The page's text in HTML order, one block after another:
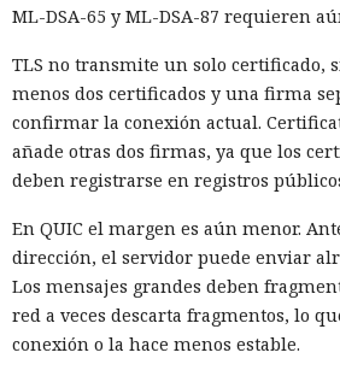
ML-DSA-65 y ML-DSA-87 requieren
TLS no transmite un solo certificado,
menos dos certificados y una firma
confirmar la conexión actual.
añade otras dos firmas, ya que los
deben registrarse en registros
En QUIC el margen es aún menor.
dirección, el servidor puede enviar
Los mensajes grandes deben
red a veces descarta fragmentos, lo
conexión o la hace menos estable.